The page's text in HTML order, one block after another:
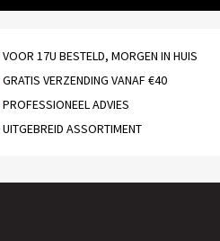
VOOR 17U BESTELD, MORGEN IN HUIS
GRATIS VERZENDING VANAF €40
PROFESSIONEEL ADVIES
UITGEBREID ASSORTIMENT